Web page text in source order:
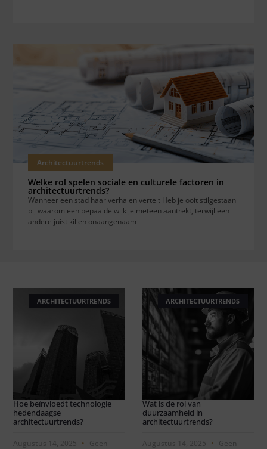
Architectuurtrends
Welke rol spelen sociale en culturele factoren in
architectuurtrends?
Wanneer een stad haar verhalen vertelt Heb je ooit stilgestaan
bij waarom een bepaalde wijk je meteen aantrekt, terwijl een
andere juist kil en onaangenaam
ARCHITECTUURTRENDS
Hoe beïnvloedt technologie
hedendaagse
architectuurtrends?
Augustus 14, 2025
Geen
ARCHITECTUURTRENDS
Wat is de rol van
duurzaamheid in
architectuurtrends?
Augustus 14, 2025
Geen